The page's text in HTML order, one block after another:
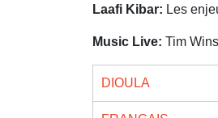
Laafi Kibar: Les
Music Live: Tim
DIOULA